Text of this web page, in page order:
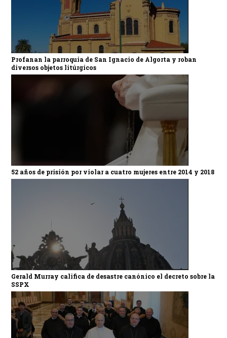
Profanan la parroquia de San Ignacio de Algorta y roban
diversos objetos litúrgicos
52 años de prisión por violar a cuatro mujeres entre 2014 y 2018
Gerald Murray califica de desastre canónico el decreto sobre la
SSPX